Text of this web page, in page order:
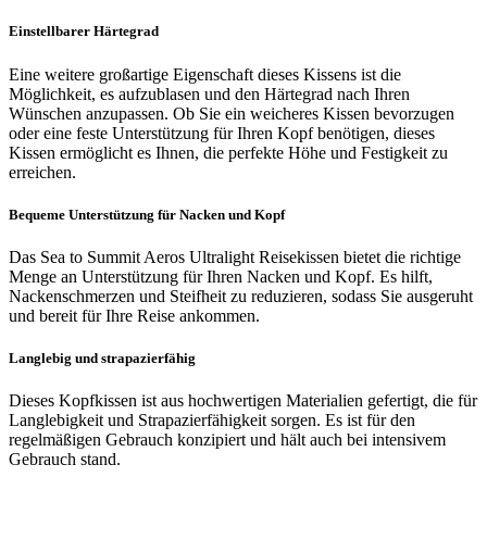
Einstellbarer Härtegrad
Eine weitere großartige Eigenschaft dieses Kissens ist die
Möglichkeit, es aufzublasen und den Härtegrad nach Ihren
Wünschen anzupassen. Ob Sie ein weicheres Kissen bevorzugen
oder eine feste Unterstützung für Ihren Kopf benötigen, dieses
Kissen ermöglicht es Ihnen, die perfekte Höhe und Festigkeit zu
erreichen.
Bequeme Unterstützung für Nacken und Kopf
Das Sea to Summit Aeros Ultralight Reisekissen bietet die richtige
Menge an Unterstützung für Ihren Nacken und Kopf. Es hilft,
Nackenschmerzen und Steifheit zu reduzieren, sodass Sie ausgeruht
und bereit für Ihre Reise ankommen.
Langlebig und strapazierfähig
Dieses Kopfkissen ist aus hochwertigen Materialien gefertigt, die für
Langlebigkeit und Strapazierfähigkeit sorgen. Es ist für den
regelmäßigen Gebrauch konzipiert und hält auch bei intensivem
Gebrauch stand.